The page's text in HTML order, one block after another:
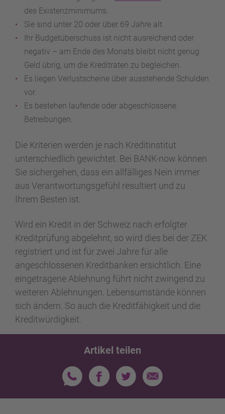
des Existenzminimums.
Sie sind unter 20 oder über 69 Jahre alt
Ihr Budgetüberschuss ist nicht ausreichend oder
negativ – am Ende des Monats bleibt nicht genug
Geld übrig, um die Kreditraten zu begleichen.
Es liegen Verlustscheine über ausstehende Schulden
vor.
Es bestehen laufende oder abgeschlossene
Betreibungen.
Die Kriterien werden je nach Kreditinstitut
unterschiedlich gewichtet. Bei BANK-now können
Sie sichergehen, dass ein allfälliges Nein immer
aus Verantwortungsgefühl resultiert und zu
Ihrem Besten ist.
Wird ein Kredit in der Schweiz nach erfolgter
Kreditprüfung abgelehnt, so wird dies bei der ZEK
registriert und ist für zwei Jahre für alle
angeschlossenen Kreditbanken ersichtlich. Eine
eingetragene Ablehnung führt nicht zwingend zu
weiteren Ablehnungen. Lebensumstände können
sich ändern. So auch die Kreditfähigkeit und die
Kreditwürdigkeit.
Artikel teilen